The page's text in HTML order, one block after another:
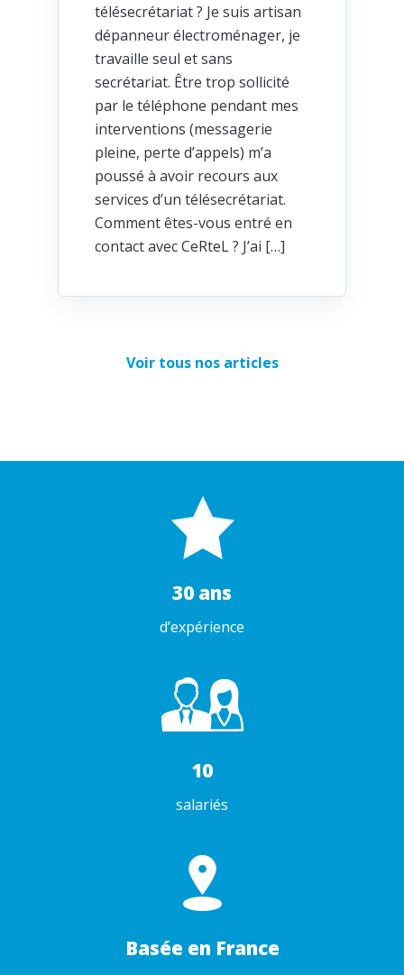
télésecrétariat ? Je suis artisan
dépanneur électroménager, je
travaille seul et sans
secrétariat. Être trop sollicité
par le téléphone pendant mes
interventions (messagerie
pleine, perte d’appels) m’a
poussé à avoir recours aux
services d’un télésecrétariat.
Comment êtes-vous entré en
contact avec CeRteL ? J’ai […]
Voir tous nos articles
30 ans
d’expérience
10
salariés
Basée en France